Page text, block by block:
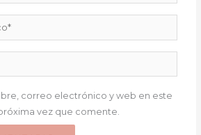
correo electrónico y web en este
vez que comente.